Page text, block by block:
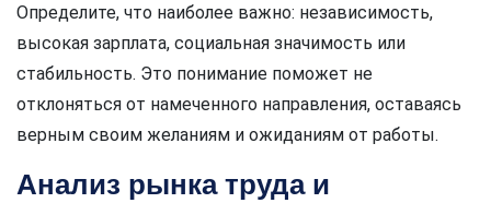
Определите, что наиболее важно: независимость,
высокая зарплата, социальная значимость или
стабильность. Это понимание поможет не
отклоняться от намеченного направления, оставаясь
верным своим желаниям и ожиданиям от работы.
Анализ рынка труда и